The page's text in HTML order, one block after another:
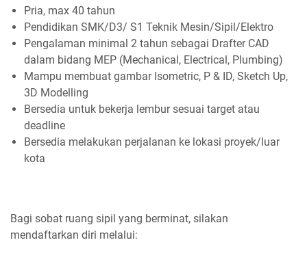
Pria, max 40 tahun
Pendidikan SMK/D3/ S1 Teknik Mesin/Sipil/Elektro
Pengalaman minimal 2 tahun sebagai Drafter CAD
dalam bidang MEP (Mechanical, Electrical, Plumbing)
Mampu membuat gambar Isometric, P & ID, Sketch Up,
3D Modelling
Bersedia untuk bekerja lembur sesuai target atau
deadline
Bersedia melakukan perjalanan ke lokasi proyek/luar
kota
Bagi sobat ruang sipil yang berminat, silakan
mendaftarkan diri melalui: